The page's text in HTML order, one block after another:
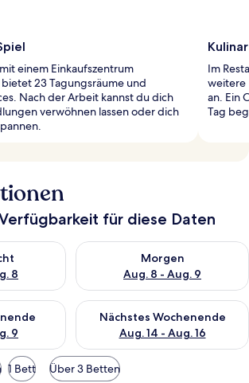
einem Einkaufszentrum
23 Tagungsräume und
Nach der Arbeit kannst du dich
verwöhnen lassen oder dich
Im
weitere
an. Ein
Tag
für diese Daten
8
für heute Nacht, Aug. 7 - Aug. 8.
Morgen
Aug. 8 - Aug. 9
Überprüfe die Verfügbarkeit
9
für dieses Wochenende, Aug. 7
Nächstes Wochenende
Aug. 14 - Aug. 16
Überprüfe die Verfügbarkeit
1 Bett Über 3 Betten